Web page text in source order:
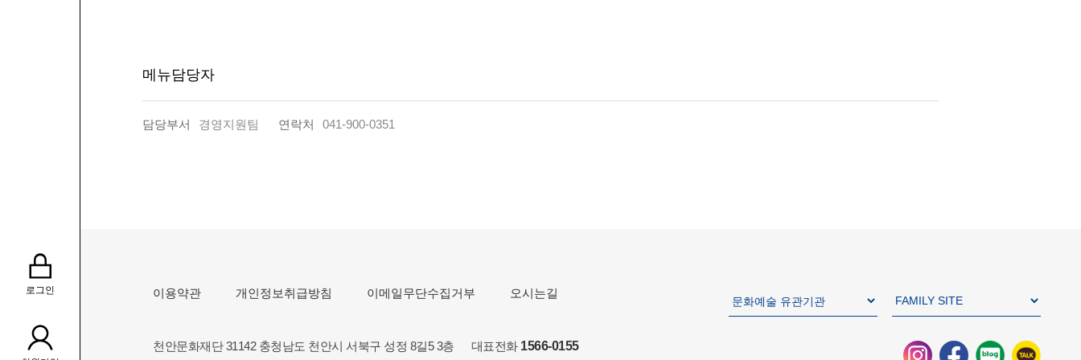
로그인
메뉴담당자
담당부서 경영지원팀 연락처 041-900-0351
이용약관 개인정보취급방침 이메일무단수집거부 오시는길
천안문화재단 31142 충청남도 천안시 서북구 성정 8길5 3층 대표전화 1566-0155